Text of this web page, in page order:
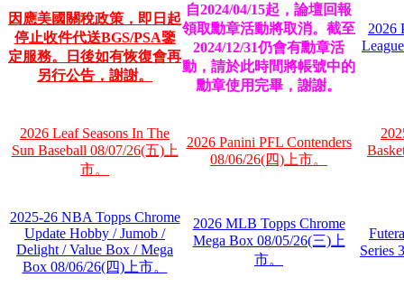
因應美國關稅政策，即日起
停止收件代送BGS/PSA鑒
定服務。日後如有恢復會再
另行公告，謝謝。
自2024/04/15起，論壇回報
領取勳章活動將取消。截至
2024/12/31仍會有勳章活
動，請於此時間將帳號中的
勳章使用完畢，謝謝。
2026
2026 Leaf Seasons In The
Sun Baseball 08/07/26(五)上
市。
2026 Panini PFL Contenders
08/06/26(四)上市。
2025-26 NBA Topps Chrome
Update Hobby / Jumob /
Delight / Value Box / Mega
Box 08/06/26(四)上市。
2026 MLB Topps Chrome
Mega Box 08/05/26(三)上
市。
Series